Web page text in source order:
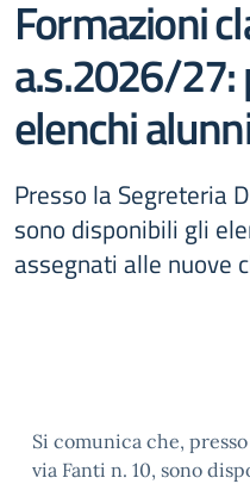
Formazioni
a.s.2026/27:
elenchi
Presso la Segreteria
sono disponibili gli
assegnati alle nuove
Si comunica che,
via Fanti n. 10, sono